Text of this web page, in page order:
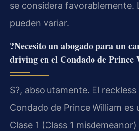
se considera favorablemente.
pueden variar.
?Necesito un abogado para un
driving en el Condado de Prince
S?, absolutamente. El
Condado de Prince William es
Clase 1 (Class 1